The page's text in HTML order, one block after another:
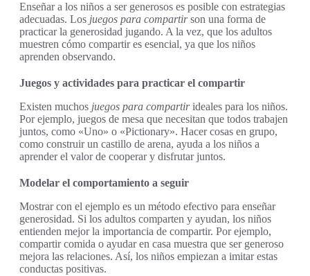
Enseñar a los niños a ser generosos es posible con estrategias
adecuadas. Los juegos para compartirson una forma de
practicar la generosidad jugando. A la vez, que los adultos
muestren cómo compartir es esencial, ya que los niños
aprenden observando.
Juegos y actividades para practicar el compartir
Existen muchos juegos para compartirideales para los niños.
Por ejemplo, juegos de mesa que necesitan que todos trabajen
juntos, como «Uno» o «Pictionary». Hacer cosas en grupo,
como construir un castillo de arena, ayuda a los niños a
aprender el valor de cooperar y disfrutar juntos.
Modelar el comportamiento a seguir
Mostrar con el ejemplo es un método efectivo para enseñar
generosidad. Si los adultos comparten y ayudan, los niños
entienden mejor la importancia de compartir. Por ejemplo,
compartir comida o ayudar en casa muestra que ser generoso
mejora las relaciones. Así, los niños empiezan a imitar estas
conductas positivas.